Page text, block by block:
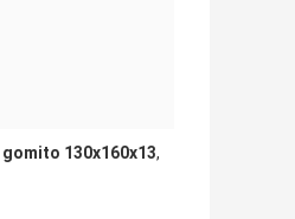
130x160x13,